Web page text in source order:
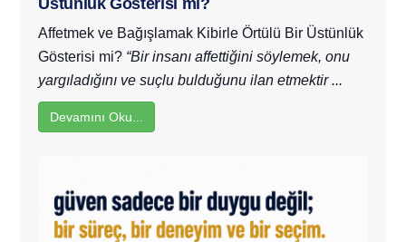
Affetmek ve Bağışlamak Kibirle Örtülü Bir Üstünlük
Gösterisi mi? “Bir insanı affettiğini söylemek, onu
yargıladığını ve suçlu bulduğunu ilan etmektir ...
Devamını Oku...